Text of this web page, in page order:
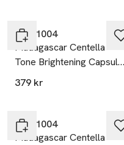
SKIN1004
Madagascar Centella
Tone Brightening Capsule
Cream
379 kr
SKIN1004
Madagascar Centella